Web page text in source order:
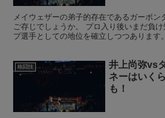
メイウェザーの弟子的存在であるガーボン
ご存じでしょうか。 プロ入り後いまだ負
プ選手としての地位を確立しつつあります
ダ・デービスの強さはどのくらいなのか
格闘技
井上尚弥vs
ネーはいく
も！